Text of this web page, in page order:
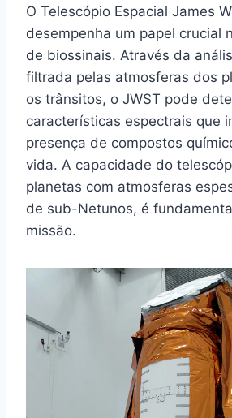
O Telescópio Espacial James
desempenha um papel crucial
de biossinais. Através da
filtrada pelas atmosferas dos
os trânsitos, o JWST pode
características espectrais que
presença de compostos
vida. A capacidade do
planetas com atmosferas
de sub-Netunos, é
missão.